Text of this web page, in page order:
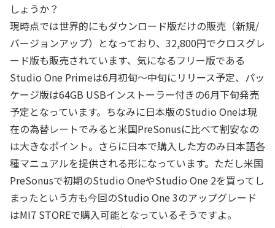
しょうか？
現時点では世界的にもダウンロード版だけの販売（新規/
バージョンアップ）となっており、32,800円でクロスグレ
ード版も販売されています、気になるフリー版である
Studio One Primeは6月初旬～中旬にリリース予定、パッ
ケージ版は64GB USBインストーラー付きの6月下旬発売
予定となっています。ちなみに日本版のStudio Oneは現
在の為替レートでみると米国PreSonusに比べて割安なの
は大きなポイント。さらに日本で購入した方のみ日本語各
種マニュアルを提供される形になっています。ただし米国
PreSonusで初期のStudio OneやStudio One 2を買ってし
まったという方も今回のStudio One 3のアップグレード
はMI7 STOREで購入可能となっているそうですよ。